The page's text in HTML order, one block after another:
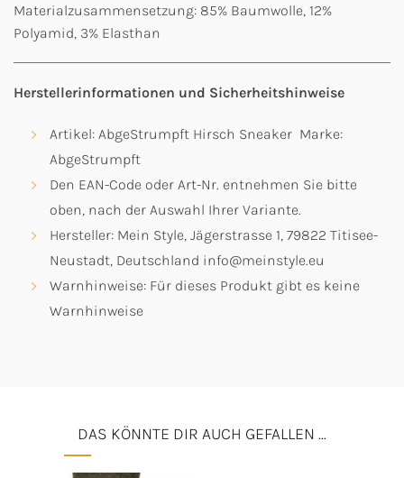
Materialzusammensetzung: 85% Baumwolle, 12%
Polyamid, 3% Elasthan
Herstellerinformationen und Sicherheitshinweise
Artikel: AbgeStrumpft Hirsch Sneaker Marke:
AbgeStrumpft
Den EAN-Code oder Art-Nr. entnehmen Sie bitte
oben, nach der Auswahl Ihrer Variante.
Hersteller: Mein Style, Jägerstrasse 1, 79822 Titisee-
Neustadt, Deutschland info@meinstyle.eu
Warnhinweise: Für dieses Produkt gibt es keine
Warnhinweise
DAS KÖNNTE DIR AUCH GEFALLEN …